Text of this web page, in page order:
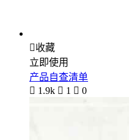
收藏
立即使用
产品自查清单
 1.9k  1  0